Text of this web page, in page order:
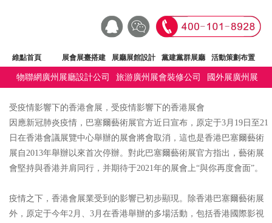
維點首頁 展會展臺搭建 展廳展館設計 黨建黨群展廳 活動策劃布置
文化建設 廣州展臺設計公司深圳展覽會設計公司維點公司
物聯網廣州展廳設計公司 旅游廣州展會裝修公司 國外展廣州展
受疫情影響下的香港會展，受疫情影響下的香港展會
因應新冠肺炎疫情，巴塞爾藝術展官方近日宣布，原定于3月19日至21
日在香港會議展覽中心舉辦的展會將會取消，這也是香港巴塞爾藝術
展自2013年舉辦以來首次停辦。對此巴塞爾藝術展官方指出，藝術展
會堅持與香港并肩同行，并期待于2021年的展會上“與你再度會面”。
疫情之下，香港會展業受到的影響已初步顯現。除香港巴塞爾藝術展
外，原定于今年2月、3月在香港舉辦的多場活動，包括香港國際影視